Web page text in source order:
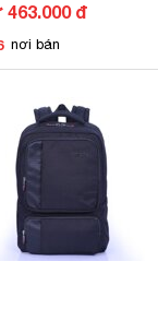
đ
nơi bán